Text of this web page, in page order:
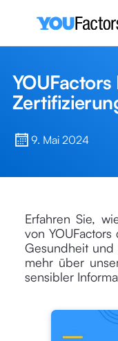
YOUFactors
9. Mai 2024
Erfahren Sie,
von
Gesundheit und
mehr über
sensibler